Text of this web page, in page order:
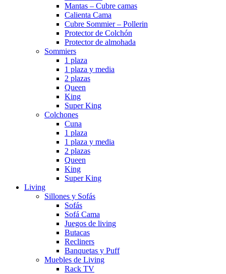
Mantas – Cubre camas
Calienta Cama
Cubre Sommier – Pollerin
Protector de Colchón
Protector de almohada
Sommiers
1 plaza
1 plaza y media
2 plazas
Queen
King
Super King
Colchones
Cuna
1 plaza
1 plaza y media
2 plazas
Queen
King
Super King
Living
Sillones y Sofás
Sofás
Sofá Cama
Juegos de living
Butacas
Recliners
Banquetas y Puff
Muebles de Living
Rack TV